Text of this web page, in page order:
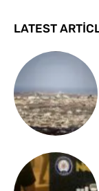
LATEST